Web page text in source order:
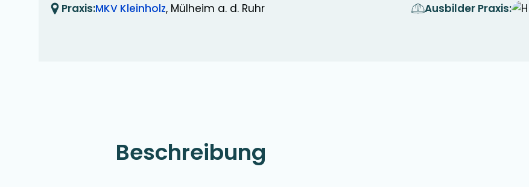
Praxis:MKV Kleinholz, Mülheim a. d. Ruhr Ausbilder Praxis:
Beschreibung